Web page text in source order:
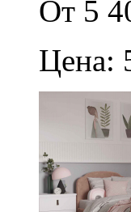
От 5
Цена: